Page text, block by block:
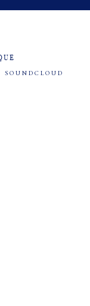
SOUNDCLOUD